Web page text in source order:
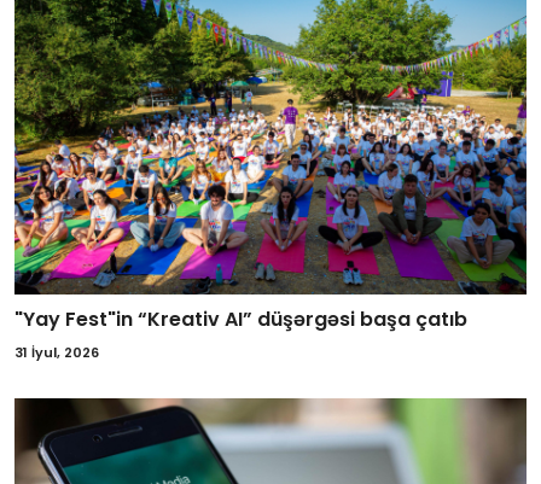
"Yay Fest"in “Kreativ AI” düşərgəsi başa çatıb
31 İyul, 2026